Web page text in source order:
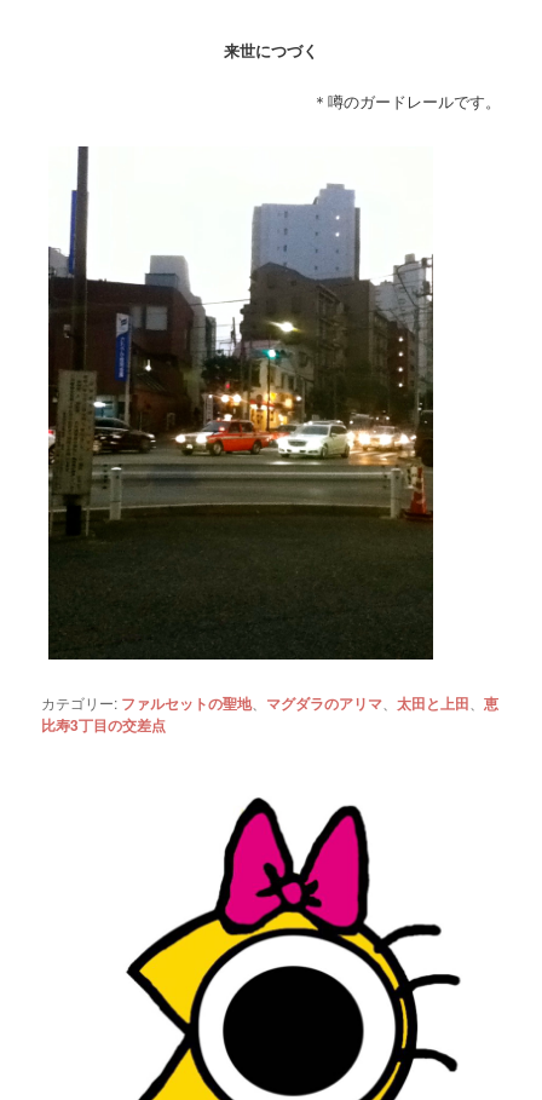
来世につづく
＊噂のガードレールです。
カテゴリー: ファルセットの聖地、 マグダラのアリマ 、太田と上田 、恵
比寿3丁目の交差点